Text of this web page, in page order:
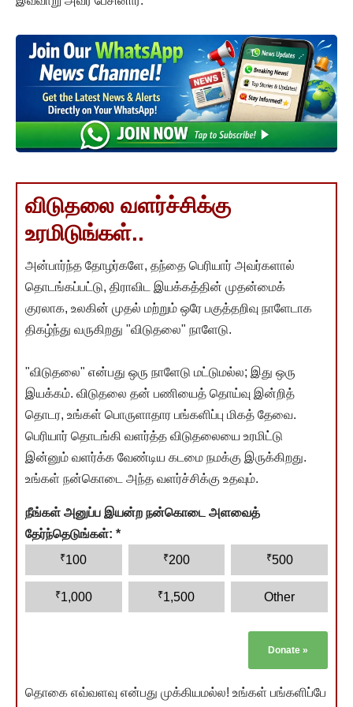
விடுதலை வளர்ச்சிக்கு
உரமிடுங்கள்..
அன்பார்ந்த தோழர்களே, தந்தை பெரியார் அவர்களால்
தொடங்கப்பட்டு, திராவிட இயக்கத்தின் முதன்மைக்
குரலாக, உலகின் முதல் மற்றும் ஒரே பகுத்தறிவு நாளேடாக
திகழ்ந்து வருகிறது "விடுதலை" நாளேடு.
"விடுதலை" என்பது ஒரு நாளேடு மட்டுமல்ல; இது ஒரு
இயக்கம். விடுதலை தன் பணியைத் தொய்வு இன்றித்
தொடர, உங்கள் பொருளாதார பங்களிப்பு மிகத் தேவை.
பெரியார் தொடங்கி வளர்த்த விடுதலையை உரமிட்டு
இன்னும் வளர்க்க வேண்டிய கடமை நமக்கு இருக்கிறது.
உங்கள் நன்கொடை அந்த வளர்ச்சிக்கு உதவும்.
நீங்கள் அனுப்ப இயன்ற நன்கொடை அளவைத்
தேர்ந்தெடுங்கள்: *
₹100 ₹200 ₹500
₹1,000 ₹1,500 Other
Donate »
தொகை எவ்வளவு என்பது முக்கியமல்ல! உங்கள் பங்களிப்பே